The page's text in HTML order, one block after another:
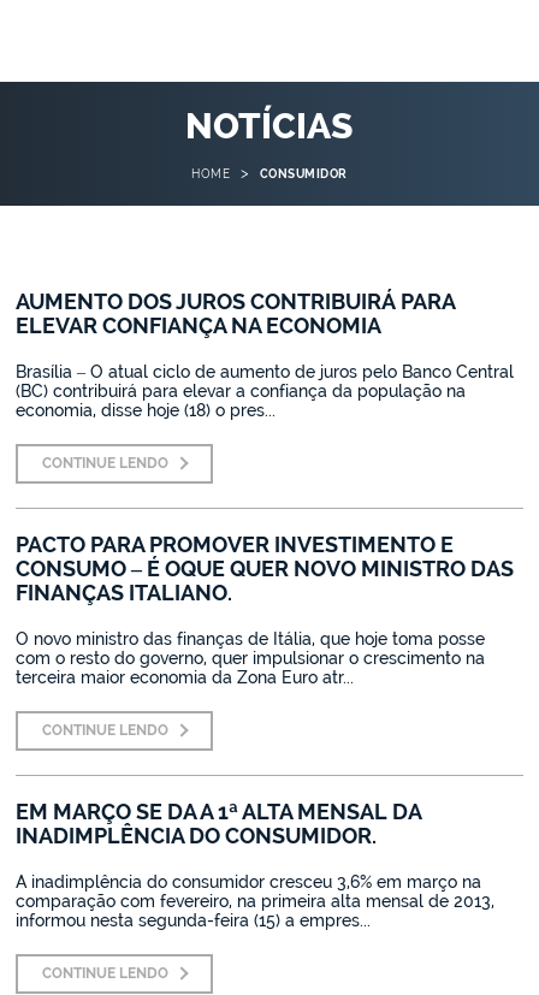
NOTÍCIAS
HOME > CONSUMIDOR
AUMENTO DOS JUROS CONTRIBUIRÁ PARA
ELEVAR CONFIANÇA NA ECONOMIA
Brasília – O atual ciclo de aumento de juros pelo Banco Central
(BC) contribuirá para elevar a confiança da população na
economia, disse hoje (18) o pres...
CONTINUE LENDO
PACTO PARA PROMOVER INVESTIMENTO E
CONSUMO – É OQUE QUER NOVO MINISTRO DAS
FINANÇAS ITALIANO.
O novo ministro das finanças de Itália, que hoje toma posse
com o resto do governo, quer impulsionar o crescimento na
terceira maior economia da Zona Euro atr...
CONTINUE LENDO
EM MARÇO SE DA A 1ª ALTA MENSAL DA
INADIMPLÊNCIA DO CONSUMIDOR.
A inadimplência do consumidor cresceu 3,6% em março na
comparação com fevereiro, na primeira alta mensal de 2013,
informou nesta segunda-feira (15) a empres...
CONTINUE LENDO